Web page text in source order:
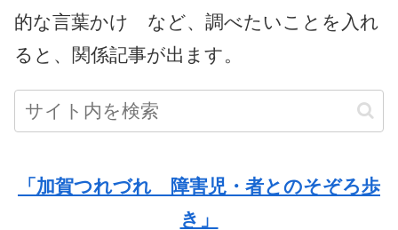
的な言葉かけ など、調べたいことを入れ
ると、関係記事が出ます。
「加賀つれづれ 障害児・者とのそぞろ歩
き」